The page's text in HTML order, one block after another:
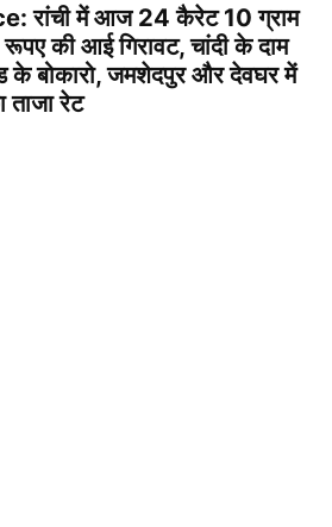
रांची में आज 24 कैरेट 10 ग्राम
की आई गिरावट, चांदी के दाम
के बोकारो, जमशेदपुर और देवघर में
ताजा रेट